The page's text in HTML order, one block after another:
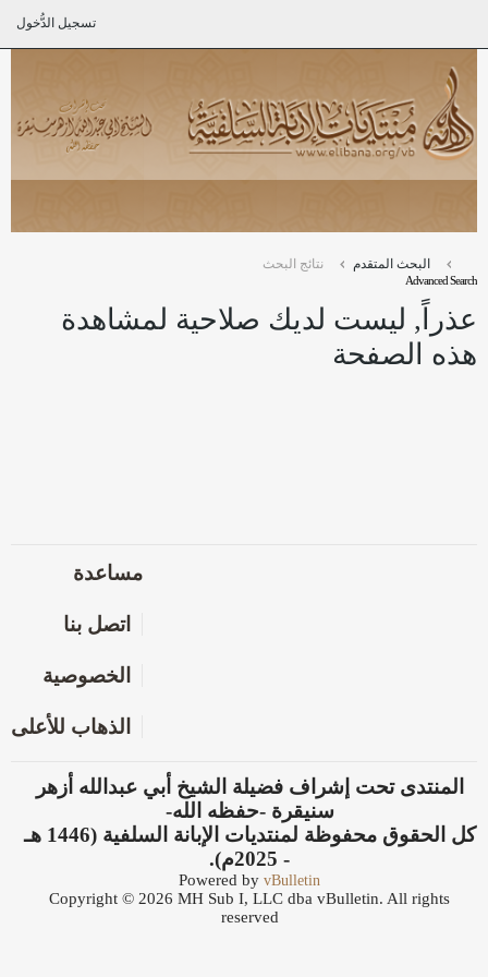
تسجيل الدُّخول
البحث المتقدم نتائج البحث
Advanced Search
عذراً, ليست لديك صلاحية لمشاهدة
هذه الصفحة
مساعدة
اتصل بنا
الخصوصية
الذهاب للأعلى
المنتدى تحت إشراف فضيلة الشيخ أبي عبدالله أزهر
سنيقرة -حفظه الله-
كل الحقوق محفوظة لمنتديات الإبانة السلفية (1446 هـ
- 2025م).
Powered by vBulletin
Copyright © 2026 MH Sub I, LLC dba vBulletin. All rights
reserved